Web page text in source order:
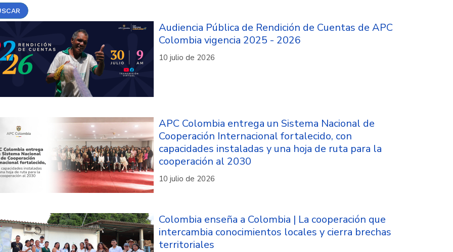
Audiencia Pública de Rendición de Cuentas de APC
Colombia vigencia 2025 - 2026
10 julio de 2026
APC Colombia entrega un Sistema Nacional de
Cooperación Internacional fortalecido, con
capacidades instaladas y una hoja de ruta para la
cooperación al 2030
10 julio de 2026
Colombia enseña a Colombia | La cooperación que
intercambia conocimientos locales y cierra brechas
territoriales